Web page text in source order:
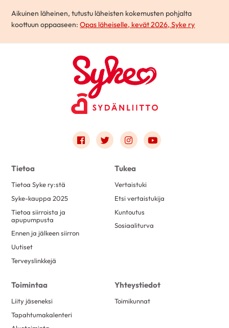
Aikuinen läheinen, tutustu läheisten kokemusten pohjalta
koottuun oppaaseen:Opas läheiselle, kevät 2026, Syke ry
Link to facebook
Link to twitter
Link to instagram
Link to youtube
Tietoa
Tietoa Syke ry:stä
Syke-kauppa 2025
Tietoa siirroista ja
apupumpusta
Ennen ja jälkeen siirron
Uutiset
Terveyslinkkejä
Tukea
Vertaistuki
Etsi vertaistukija
Kuntoutus
Sosiaaliturva
Toimintaa
Liity jäseneksi
Tapahtumakalenteri
Yhteystiedot
Toimikunnat